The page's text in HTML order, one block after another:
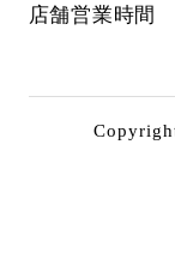
店舗営業時間